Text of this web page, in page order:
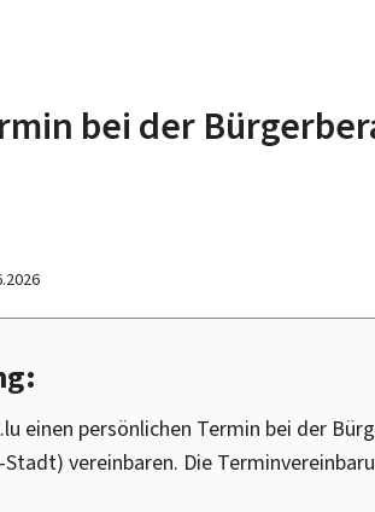
bei der
einen persönlichen Termin bei der
vereinbaren. Die